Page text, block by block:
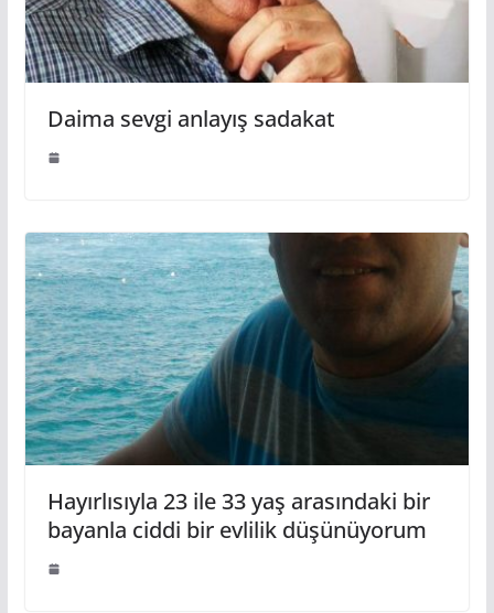
Daima sevgi anlayış sadakat
Hayırlısıyla 23 ile 33 yaş arasındaki bir
bayanla ciddi bir evlilik düşünüyorum